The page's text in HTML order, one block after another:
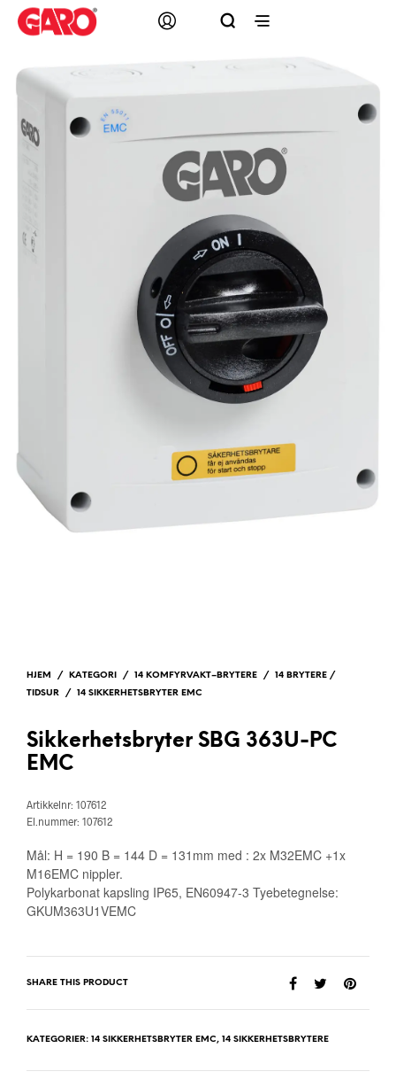
HJEM / KATEGORI / 14 KOMFYRVAKT–BRYTERE /
14 BRYTERE /
TIDSUR
/ 14 SIKKERHETSBRYTER EMC
Sikkerhetsbryter SBG 363U-PC
EMC
Artikkelnr: 107612
El.nummer: 107612
Mål: H = 190 B = 144 D = 131mm med : 2x M32EMC +1x
M16EMC nippler.
Polykarbonat kapsling IP65, EN60947-3 Tyebetegnelse:
GKUM363U1VEMC
SHARE THIS PRODUCT
KATEGORIER: 14 SIKKERHETSBRYTER EMC, 14 SIKKERHETSBRYTERE